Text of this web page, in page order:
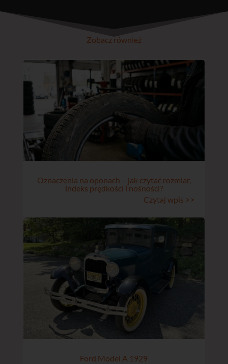
Zobacz również
Oznaczenia na oponach – jak czytać rozmiar,
indeks prędkości i nośności?
Czytaj wpis >>
Ford Model A 1929